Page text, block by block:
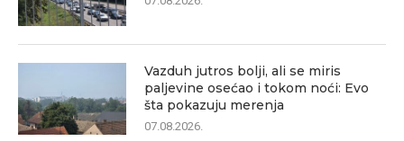
Vazduh jutros bolji, ali se miris
paljevine osećao i tokom noći: Evo
šta pokazuju merenja
07.08.2026.